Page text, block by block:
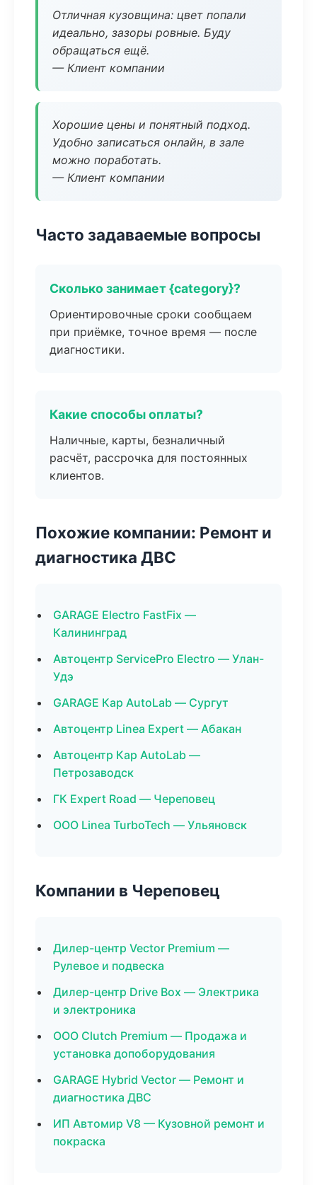
Отличная кузовщина: цвет попали
идеально, зазоры ровные. Буду
обращаться ещё.
— Клиент компании
Хорошие цены и понятный подход.
Удобно записаться онлайн, в зале
можно поработать.
— Клиент компании
Часто задаваемые вопросы
Сколько занимает {category}?
Ориентировочные сроки сообщаем
при приёмке, точное время — после
диагностики.
Какие способы оплаты?
Наличные, карты, безналичный
расчёт, рассрочка для постоянных
клиентов.
Похожие компании: Ремонт и
диагностика ДВС
GARAGE Electro FastFix —
Калининград
Автоцентр ServicePro Electro — Улан-
Удэ
GARAGE Кар AutoLab — Сургут
Автоцентр Linea Expert — Абакан
Автоцентр Кар AutoLab —
Петрозаводск
ГК Expert Road — Череповец
ООО Linea TurboTech — Ульяновск
Компании в Череповец
Дилер-центр Vector Premium —
Рулевое и подвеска
Дилер-центр Drive Box — Электрика
и электроника
ООО Clutch Premium — Продажа и
установка допоборудования
GARAGE Hybrid Vector — Ремонт и
диагностика ДВС
ИП Автомир V8 — Кузовной ремонт и
покраска